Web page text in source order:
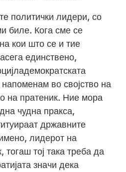
политички лидери, со
биле. Кога сме се
кои што се и тие
единствено,
во својство на
на пратеник. Ние мора
чудна пракса,
државните
лидерот на
тогаш тој така треба да
значи дека